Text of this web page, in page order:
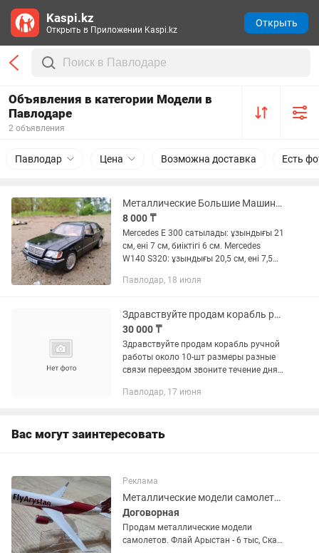
Объявления в категории Модели в
Павлодаре
2 объявления
Павлодар Цена Возможна доставка Есть
Металлические Большие Машинки
8 000 ₸
Mercedes E 300 сатылады: ұзындығы 21
см, ені 7 см, биіктігі 6 см. Mercedes
W140 S320: ұзындығы 20,5 см, ені 7,5
инерциялық механизмі, резеңке
Павлодар, 18 июля
Здравствуйте продам корабль ручной работы
30 000 ₸
Здравствуйте продам корабль ручной
работы около 10-шт размеры разные
связи переездом звоните течение дня
Павлодар, 17 июня
Вас могут заинтересовать
Реклама
Металлические модели самолетов
Договорная
Продам металлические модели
самолетов. Флай Арыстан - 6 тыс, Скат
Kaspi.kz
Открыть в Приложении Kaspi.kz
Открыть